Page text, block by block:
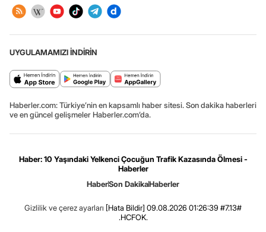
UYGULAMAMIZI İNDİRİN
Haberler.com: Türkiye’nin en kapsamlı haber sitesi. Son dakika haberleri
ve en güncel gelişmeler Haberler.com’da.
Haber: 10 Yaşındaki Yelkenci Çocuğun Trafik Kazasında Ölmesi -
Haberler
HaberSon DakikaHaberler
Gizlilik ve çerez ayarları [Hata Bildir] 09.08.2026 01:26:39 #7.13#
.HCFOK.